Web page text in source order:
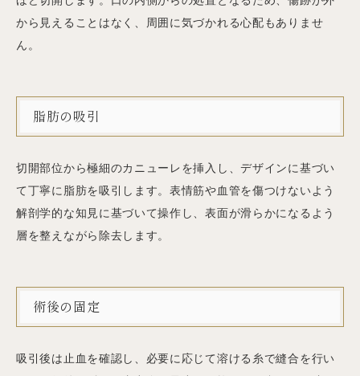
から見えることはなく、周囲に気づかれる心配もありませ
ん。
脂肪の吸引
切開部位から極細のカニューレを挿入し、デザインに基づい
て丁寧に脂肪を吸引します。表情筋や血管を傷つけないよう
解剖学的な知見に基づいて操作し、表面が滑らかになるよう
層を整えながら除去します。
術後の固定
吸引後は止血を確認し、必要に応じて溶ける糸で縫合を行い